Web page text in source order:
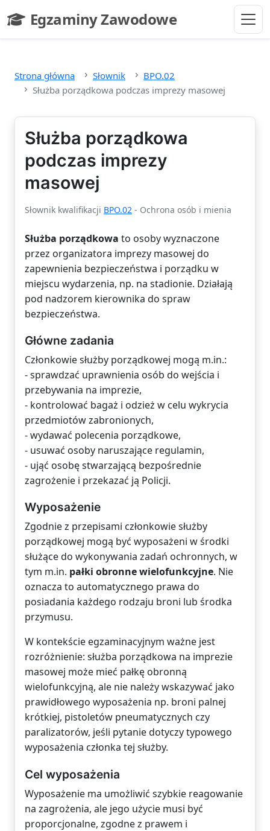
Egzaminy Zawodowe
- strona główna
Strona główna Słownik
BPO.02
Służba porządkowa podczas imprezy masowej
Służba porządkowa
podczas imprezy
masowej
Słownik kwalifikacji BPO.02 - Ochrona osób i mienia
Służba porządkowa to osoby wyznaczone
przez organizatora imprezy masowej do
zapewnienia bezpieczeństwa i porządku w
miejscu wydarzenia, np. na stadionie. Działają
pod nadzorem kierownika do spraw
bezpieczeństwa.
Główne zadania
Członkowie służby porządkowej mogą m.in.:
- sprawdzać uprawnienia osób do wejścia i
przebywania na imprezie,
- kontrolować bagaż i odzież w celu wykrycia
przedmiotów zabronionych,
- wydawać polecenia porządkowe,
- usuwać osoby naruszające regulamin,
- ująć osobę stwarzającą bezpośrednie
zagrożenie i przekazać ją Policji.
Wyposażenie
Zgodnie z przepisami członkowie służby
porządkowej mogą być wyposażeni w środki
służące do wykonywania zadań ochronnych, w
tym m.in. pałki obronne wielofunkcyjne. Nie
oznacza to automatycznego prawa do
posiadania każdego rodzaju broni lub środka
przymusu.
W kontekście egzaminacyjnym ważne jest
rozróżnienie: służba porządkowa na imprezie
masowej może mieć pałkę obronną
wielofunkcyjną, ale nie należy wskazywać jako
prawidłowego wyposażenia np. broni palnej
krótkiej, pistoletów pneumatycznych czy
paralizatorów, jeśli pytanie dotyczy typowego
wyposażenia członka tej służby.
Cel wyposażenia
Wyposażenie ma umożliwić szybkie reagowanie
na zagrożenia, ale jego użycie musi być
proporcjonalne, zgodne z prawem i